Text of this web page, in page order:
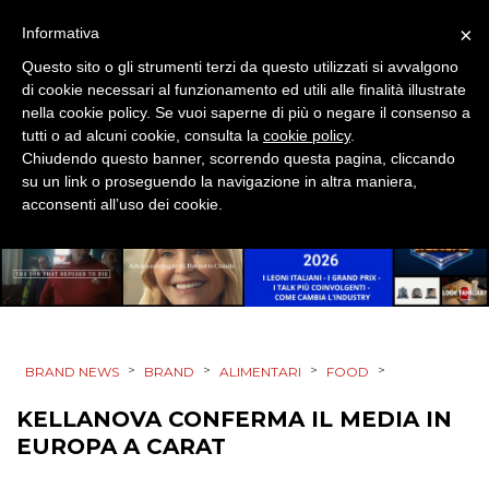
PUNTI VENDITA
CSR
STRATEGIE
CINEMA
EDITORIA
ESTERNA
BRAND NEWS > BRAND > ALIMENTARI > FOOD >
KELLANOVA CONFERMA IL MEDIA IN
EUROPA A CARAT
×
Informativa
Questo sito o gli strumenti terzi da questo utilizzati si avvalgono
di cookie necessari al funzionamento ed utili alle finalità illustrate
nella cookie policy. Se vuoi saperne di più o negare il consenso a
tutti o ad alcuni cookie, consulta la cookie policy.
Chiudendo questo banner, scorrendo questa pagina, cliccando
su un link o proseguendo la navigazione in altra maniera,
acconsenti all’uso dei cookie.